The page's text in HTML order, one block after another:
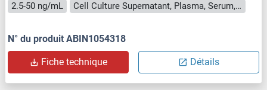
2.5-50 ng/mL
Cell Culture Supernatant, Plasma, Serum, Tissue Homogenate
N° du produit ABIN1054318
Fiche technique Détails